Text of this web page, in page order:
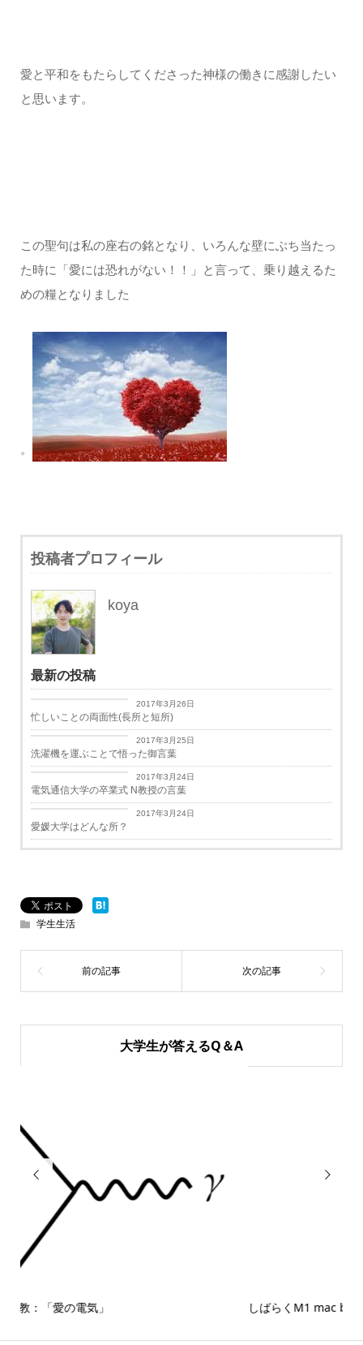
愛と平和をもたらしてくださった神様の働きに感謝したい
と思います。
この聖句は私の座右の銘となり、いろんな壁にぶち当たっ
た時に「愛には恐れがない！！」と言って、乗り越えるた
めの糧となりました
。
投稿者プロフィール
koya
最新の投稿
2017年3月26日
忙しいことの両面性(長所と短所)
日々思うこと
2017年3月25日
洗濯機を運ぶことで悟った御言葉
学生生活
2017年3月24日
電気通信大学の卒業式 N教授の言葉
学生生活
2017年3月24日
愛媛大学はどんな所？
学生生活
大学生が答えるQ＆A

しばらくM1 mac book proを使ってみて思ったこと
